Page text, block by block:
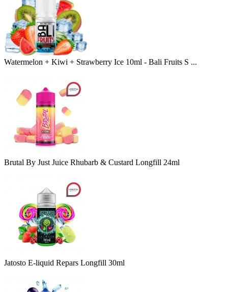
Watermelon + Kiwi + Strawberry Ice 10ml - Bali Fruits S ...
Brutal By Just Juice Rhubarb & Custard Longfill 24ml
Jatosto E-liquid Repars Longfill 30ml